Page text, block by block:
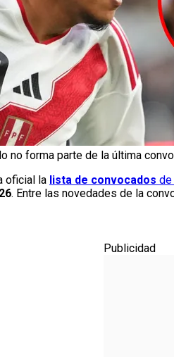
no forma parte de la última
oficial la lista de convocados de
. Entre las novedades de la
Publicidad